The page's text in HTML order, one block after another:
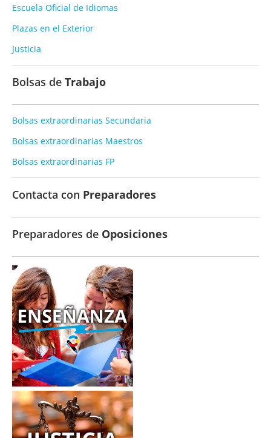
Escuela Oficial de Idiomas
Plazas en el Exterior
Justicia
Bolsas de Trabajo
Bolsas extraordinarias Secundaria
Bolsas extraordinarias Maestros
Bolsas extraordinarias FP
Contacta con Preparadores
Preparadores de Oposiciones